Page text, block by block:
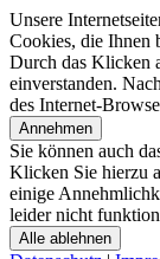
Unsere
Cookies, die Ihnen
Durch das Klicken
einverstanden.
des Internet-
Annehmen
Sie können auch
Klicken Sie hierzu
einige
leider nicht
Alle ablehnen